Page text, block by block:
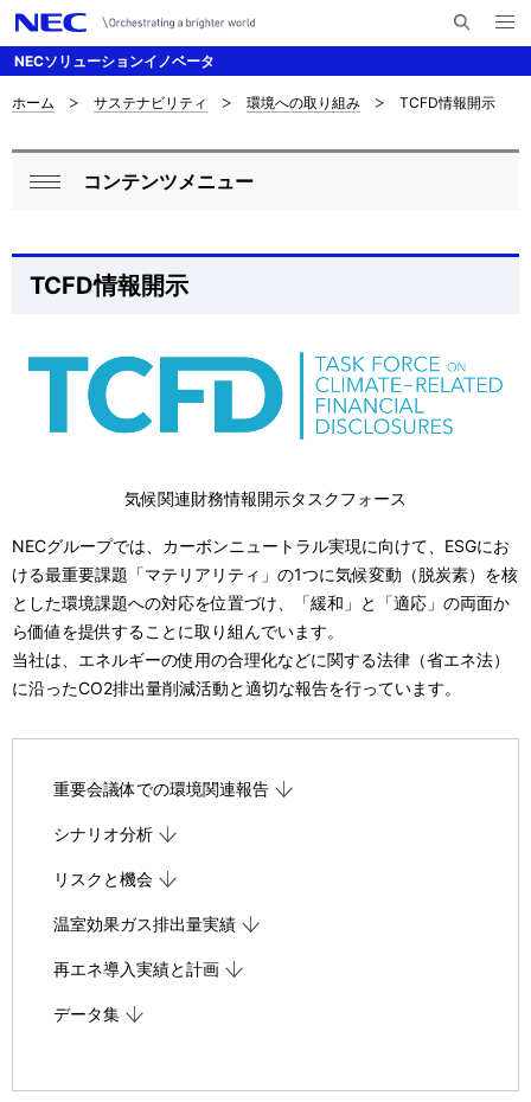
NECソリューションイノベータ
メ
ニ
ナ
ビ
シ
サ
イ
ト
の
在
ホーム サステナビリティ 環境への取り組み TCFD情報開示
ロ
カ
ナ
シ
ョ
ン
コンテンツメニュー
TCFD情報開示
気候関連財務情報開示タスクフォース
NECグループでは、カーボンニュートラル実現に向けて、ESGにお
ける最重要課題「マテリアリティ」の1つに気候変動（脱炭素）を核
とした環境課題への対応を位置づけ、「緩和」と「適応」の両面か
ら価値を提供することに取り組んでいます。
当社は、エネルギーの使用の合理化などに関する法律（省エネ法）
に沿ったCO2排出量削減活動と適切な報告を行っています。
重要会議体での環境関連報告
シナリオ分析
リスクと機会
温室効果ガス排出量実績
再エネ導入実績と計画
データ集